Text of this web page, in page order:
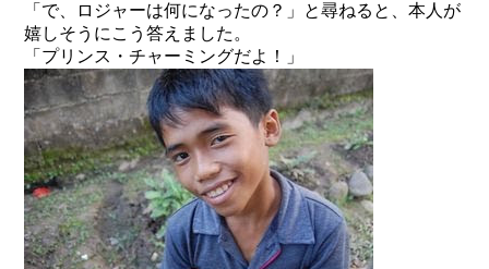
「で、ロジャーは何になったの？」と尋ねると、本人が
嬉しそうにこう答えました。
「プリンス・チャーミングだよ！」